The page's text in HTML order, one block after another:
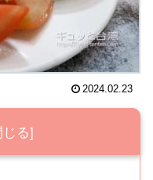
2024.02.23